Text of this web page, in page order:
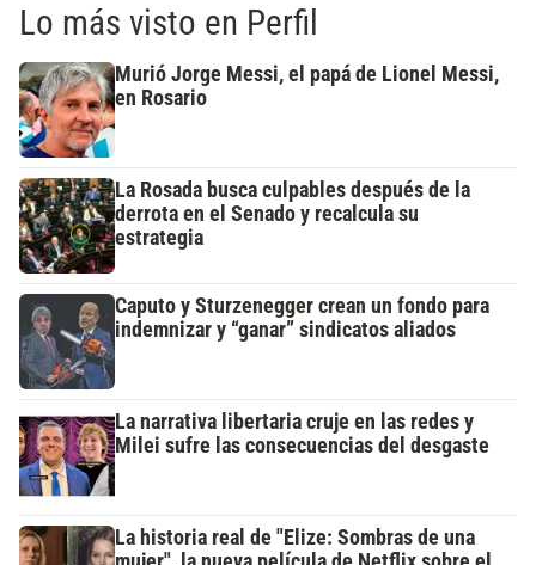
Lo más visto en Perfil
Murió Jorge Messi, el papá de Lionel Messi,
en Rosario
La Rosada busca culpables después de la
derrota en el Senado y recalcula su
estrategia
Caputo y Sturzenegger crean un fondo para
indemnizar y “ganar” sindicatos aliados
La narrativa libertaria cruje en las redes y
Milei sufre las consecuencias del desgaste
La historia real de "Elize: Sombras de una